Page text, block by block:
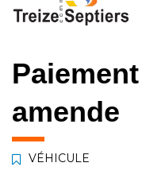
contenu
pied
amende
VÉHICULE